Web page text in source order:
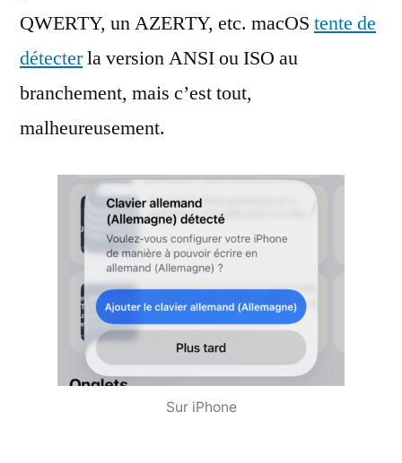
QWERTY, un AZERTY, etc. macOS tente de
détecterla version ANSI ou ISO au
branchement, mais c’est tout,
malheureusement.
Sur iPhone